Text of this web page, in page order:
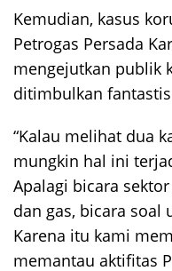
Kemudian, kasus
Petrogas Persada
mengejutkan publik
ditimbulkan
“Kalau melihat dua
mungkin hal ini
Apalagi bicara
dan gas, bicara soal
Karena itu kami
memantau aktifitas